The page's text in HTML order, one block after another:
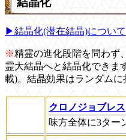
▶結晶化(潜在結晶)について
※精霊の進化段階を問わず
霊大結晶へと結晶化できま
載)。結晶効果はランダムに
クロノジョブレス
味方全体に3ター